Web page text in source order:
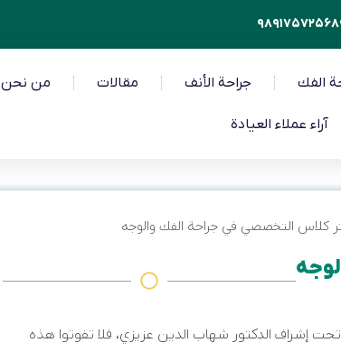
الفك جراحة الأنف مقالات من نحن
آراء عملاء العيادة
كلاس التخصصي في جراحة الفك والوجه
إشراف الدكتور شهاب الدين عزيزي، فلا تفوتوا هذه